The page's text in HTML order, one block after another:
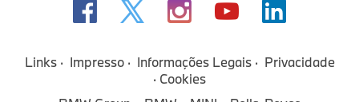
Links Impresso Informações Legais
Privacidade
Cookies